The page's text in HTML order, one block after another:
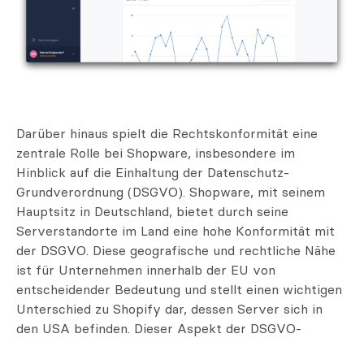
Darüber hinaus spielt die Rechtskonformität eine
zentrale Rolle bei Shopware, insbesondere im
Hinblick auf die Einhaltung der Datenschutz-
Grundverordnung (DSGVO). Shopware, mit seinem
Hauptsitz in Deutschland, bietet durch seine
Serverstandorte im Land eine hohe Konformität mit
der DSGVO. Diese geografische und rechtliche Nähe
ist für Unternehmen innerhalb der EU von
entscheidender Bedeutung und stellt einen wichtigen
Unterschied zu Shopify dar, dessen Server sich in
den USA befinden. Dieser Aspekt der DSGVO-